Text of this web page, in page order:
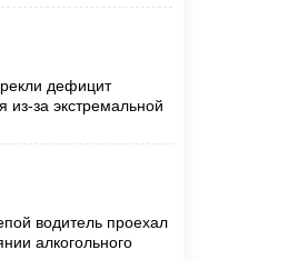
дефицит
из-за экстремальной
водитель проехал
алкогольного